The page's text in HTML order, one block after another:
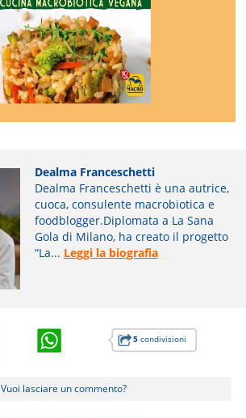
Dealma Franceschetti
Dealma Franceschetti è una autrice,
cuoca, consulente macrobiotica e
foodblogger.Diplomata a La Sana
Gola di Milano, ha creato il progetto
“La... Leggi la biografia
5condivisioni
Vuoi lasciare un commento?